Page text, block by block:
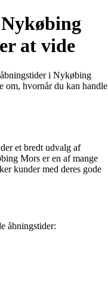
at vide
i Nykøbing
om, hvornår du kan handle
et bredt udvalg af
Mors er en af mange
kunder med deres gode
åbningstider: